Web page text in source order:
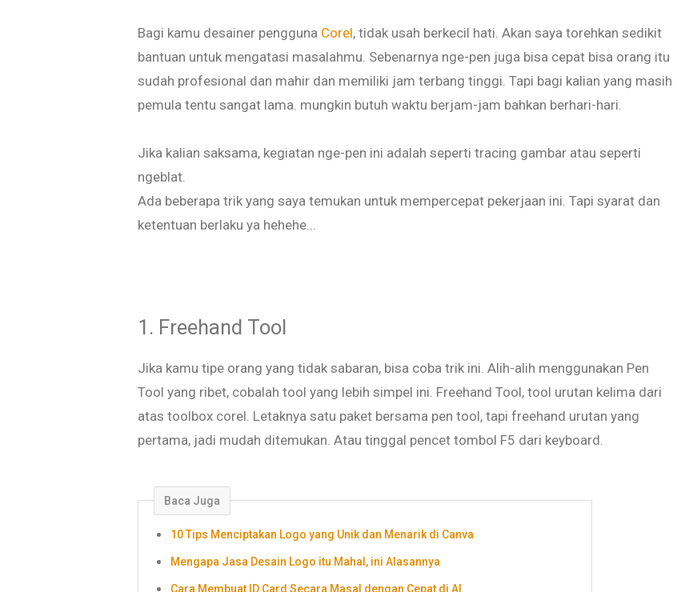
Bagi kamu desainer pengguna Corel, tidak usah berkecil hati. Akan saya torehkan sedikit
bantuan untuk mengatasi masalahmu. Sebenarnya nge-pen juga bisa cepat bisa orang itu
sudah profesional dan mahir dan memiliki jam terbang tinggi. Tapi bagi kalian yang masih
pemula tentu sangat lama. mungkin butuh waktu berjam-jam bahkan berhari-hari.
Jika kalian saksama, kegiatan nge-pen ini adalah seperti tracing gambar atau seperti
ngeblat.
Ada beberapa trik yang saya temukan untuk mempercepat pekerjaan ini. Tapi syarat dan
ketentuan berlaku ya hehehe...
1. Freehand Tool
Jika kamu tipe orang yang tidak sabaran, bisa coba trik ini. Alih-alih menggunakan Pen
Tool yang ribet, cobalah tool yang lebih simpel ini. Freehand Tool, tool urutan kelima dari
atas toolbox corel. Letaknya satu paket bersama pen tool, tapi freehand urutan yang
pertama, jadi mudah ditemukan. Atau tinggal pencet tombol F5 dari keyboard.
Baca Juga
10 Tips Menciptakan Logo yang Unik dan Menarik di Canva
Mengapa Jasa Desain Logo itu Mahal, ini Alasannya
Cara Membuat ID Card Secara Masal dengan Cepat di AI